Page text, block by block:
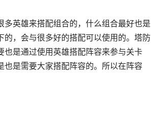
英雄来搭配组合的，什么组合最好也是
，会与很多好的搭配可以使用的。塔防
是通过使用英雄搭配阵容来参与关卡
是需要大家搭配阵容的。所以在阵容